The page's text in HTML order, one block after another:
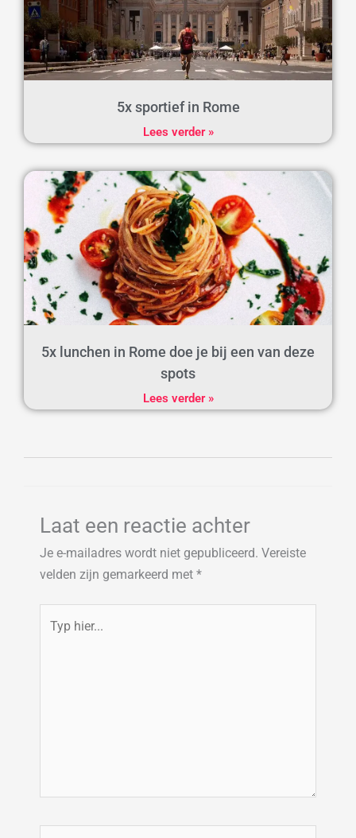
5x sportief in Rome
Lees verder »
5x lunchen in Rome doe je bij een van deze
spots
Lees verder »
Laat een reactie achter
Je e-mailadres wordt niet gepubliceerd. Vereiste
velden zijn gemarkeerd met *
hier...